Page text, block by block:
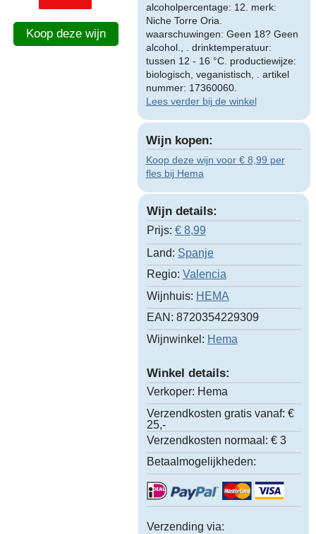
Koop deze wijn
alcoholpercentage: 12. merk:
Niche Torre Oria.
waarschuwingen: Geen 18? Geen
alcohol., . drinktemperatuur:
tussen 12 - 16 °C. productiewijze:
biologisch, veganistisch, . artikel
nummer: 17360060.
Lees verder bij de winkel
Wijn kopen:
Koop deze wijn voor € 8,99 per
fles bij Hema
Wijn details:
Prijs: € 8,99
Land: Spanje
Regio: Valencia
Wijnhuis: HEMA
EAN: 8720354229309
Wijnwinkel: Hema
Winkel details:
Verkoper: Hema
Verzendkosten gratis vanaf: €
25,-
Verzendkosten normaal: € 3
Betaalmogelijkheden:
Verzending via: